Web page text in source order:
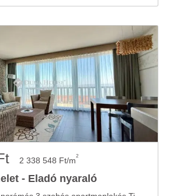
2 338 548 Ft/m2
- Eladó nyaraló